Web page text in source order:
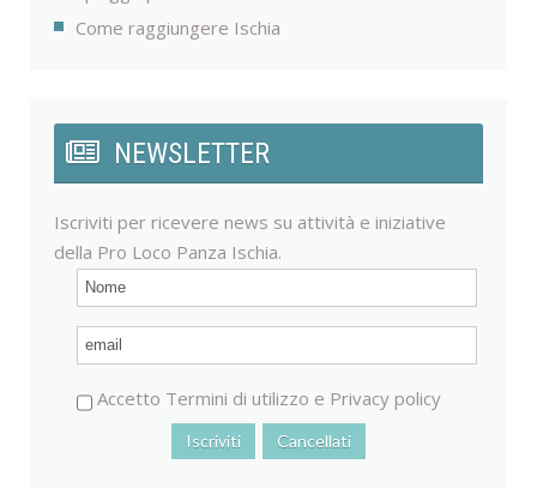
Come raggiungere Ischia
NEWSLETTER
Iscriviti per ricevere news su attività e iniziative
della Pro Loco Panza Ischia.
Accetto Termini di utilizzo e Privacy policy